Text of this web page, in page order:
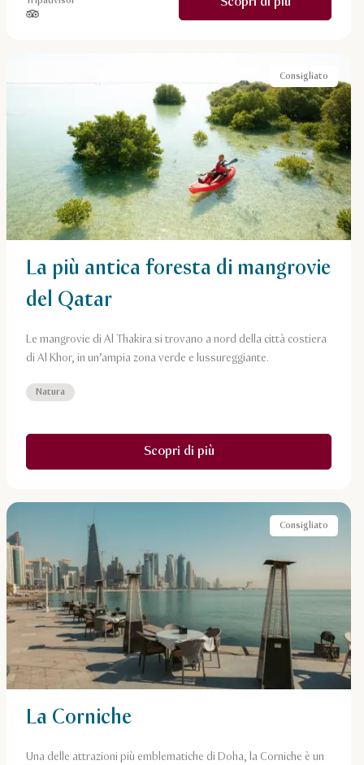
Consigliato
Natura
La più antica foresta di mangrovie
del Qatar
Le mangrovie di Al Thakira si trovano a nord della città costiera
di Al Khor, in un’ampia zona verde e lussureggiante.
Scopri di più
Consigliato
La Corniche
Una delle attrazioni più emblematiche di Doha, la Corniche è un